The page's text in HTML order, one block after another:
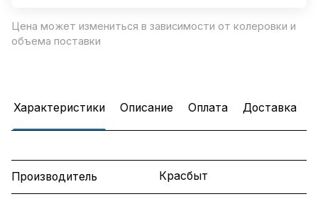
Цена может измениться в зависимости от колеровки и
объема поставки
Характеристики Описание Оплата Доставка
Производитель Красбыт